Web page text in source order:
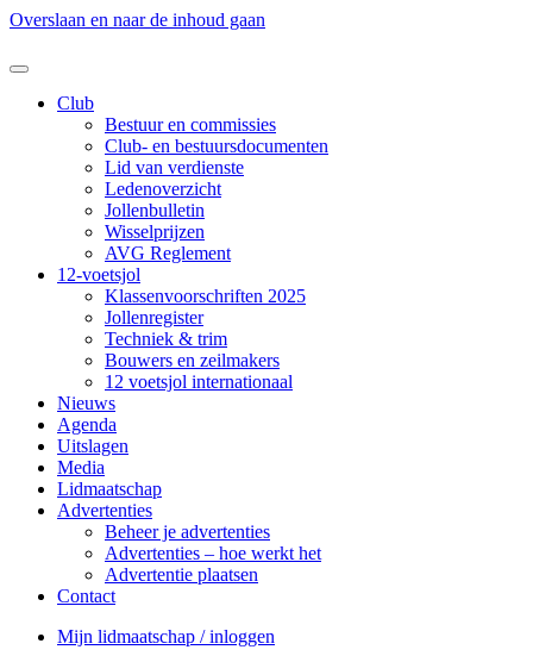
Overslaan en naar de inhoud gaan
Club
Bestuur en commissies
Club- en bestuursdocumenten
Lid van verdienste
Ledenoverzicht
Jollenbulletin
Wisselprijzen
AVG Reglement
12-voetsjol
Klassenvoorschriften 2025
Jollenregister
Techniek & trim
Bouwers en zeilmakers
12 voetsjol internationaal
Nieuws
Agenda
Uitslagen
Media
Lidmaatschap
Advertenties
Beheer je advertenties
Advertenties – hoe werkt het
Advertentie plaatsen
Contact
Mijn lidmaatschap / inloggen